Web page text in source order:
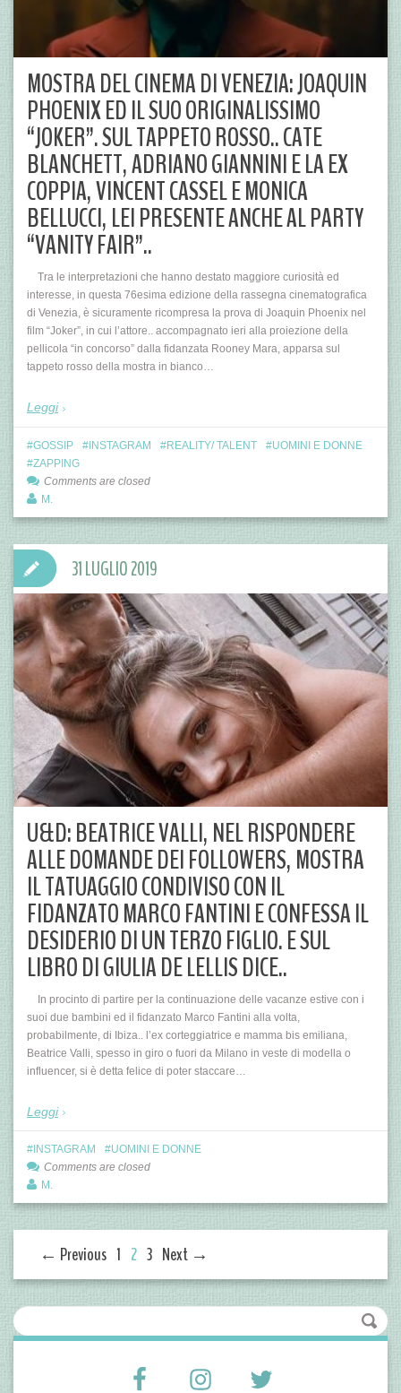
MOSTRA DEL CINEMA DI VENEZIA: JOAQUIN
PHOENIX ED IL SUO ORIGINALISSIMO
“JOKER”. SUL TAPPETO ROSSO.. CATE
BLANCHETT, ADRIANO GIANNINI E LA EX
COPPIA, VINCENT CASSEL E MONICA
BELLUCCI, LEI PRESENTE ANCHE AL PARTY
“VANITY FAIR”..
Tra le interpretazioni che hanno destato maggiore curiosità ed
interesse, in questa 76esima edizione della rassegna cinematografica
di Venezia, è sicuramente ricompresa la prova di Joaquin Phoenix nel
film “Joker”, in cui l’attore.. accompagnato ieri alla proiezione della
pellicola “in concorso” dalla fidanzata Rooney Mara, apparsa sul
tappeto rosso della mostra in bianco…
Leggi
GOSSIP INSTAGRAM REALITY/ TALENT
UOMINI E DONNE
ZAPPING
Comments are closed
M.
U&D: BEATRICE VALLI, NEL RISPONDERE
ALLE DOMANDE DEI FOLLOWERS, MOSTRA
IL TATUAGGIO CONDIVISO CON IL
FIDANZATO MARCO FANTINI E CONFESSA IL
DESIDERIO DI UN TERZO FIGLIO. E SUL
LIBRO DI GIULIA DE LELLIS DICE..
In procinto di partire per la continuazione delle vacanze estive con i
suoi due bambini ed il fidanzato Marco Fantini alla volta,
probabilmente, di Ibiza.. l’ex corteggiatrice e mamma bis emiliana,
Beatrice Valli, spesso in giro o fuori da Milano in veste di modella o
influencer, si è detta felice di poter staccare…
Leggi
31 LUGLIO 2019
INSTAGRAM
UOMINI E DONNE
Comments are closed
M.
← Previous 1 2 3 Next →